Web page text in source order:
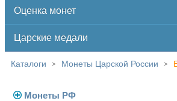
Оценка монет
Царские медали
Каталоги > Монеты Царской России >
Монеты РФ